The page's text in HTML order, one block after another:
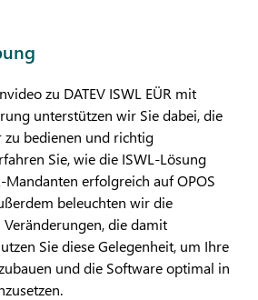
zu DATEVISWL EÜR mit
unterstützen wir Sie dabei, die
zu bedienen und richtig
Sie, wie die ISWL-Lösung
Mandanten erfolgreich auf OPOS
beleuchten wir die
die damit
Sie diese Gelegenheit, um Ihre
und die Software optimal in